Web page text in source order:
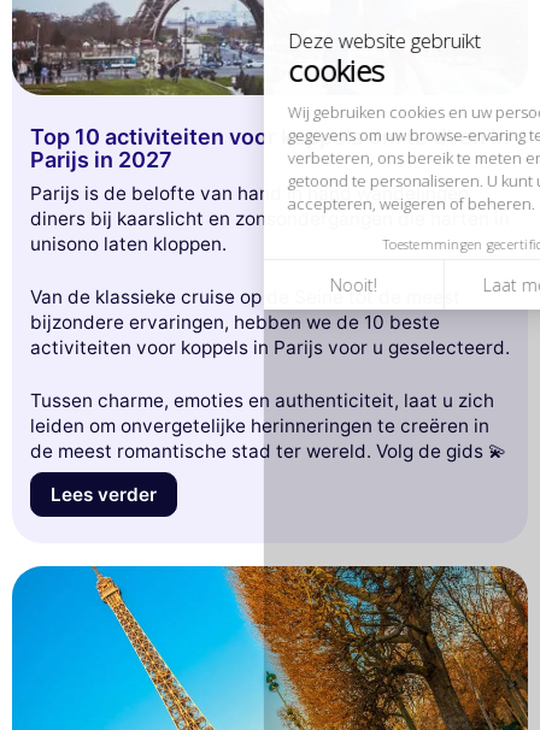
getoond te personaliseren. U kunt uw voorkeuren op elk moment
accepteren, weigeren of beheren.
Toestemmingen gecertificeerd door
Nooit! Laat me zien Dit is ok voor mik
Top 10 activiteiten voor koppels om te doen in
Parijs in 2027
Parijs is de belofte van hand in hand wandelingen,
diners bij kaarslicht en zonsondergangen die harten in
unisono laten kloppen.
Van de klassieke cruise op de Seine tot de meest
bijzondere ervaringen, hebben we de 10 beste
activiteiten voor koppels in Parijs voor u geselecteerd.
Tussen charme, emoties en authenticiteit, laat u zich
leiden om onvergetelijke herinneringen te creëren in
de meest romantische stad ter wereld. Volg de gids 💫
Lees verder